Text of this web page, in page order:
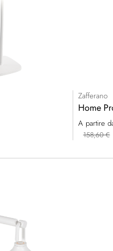
Zafferano
Home
A partire
158,60 €